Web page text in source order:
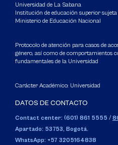
Universidad de La Sabana
Institución de educación superior
Ministerio de Educación Nacional
Protocolo de atención para casos de
género, así como de comportamientos
fundamentales de la Universidad
Carácter Académico: Universidad
DATOS DE CONTACTO
Contact center: (601) 861 5555 /
Apartado: 53753, Bogotá.
WhatsApp: +57 3205164838